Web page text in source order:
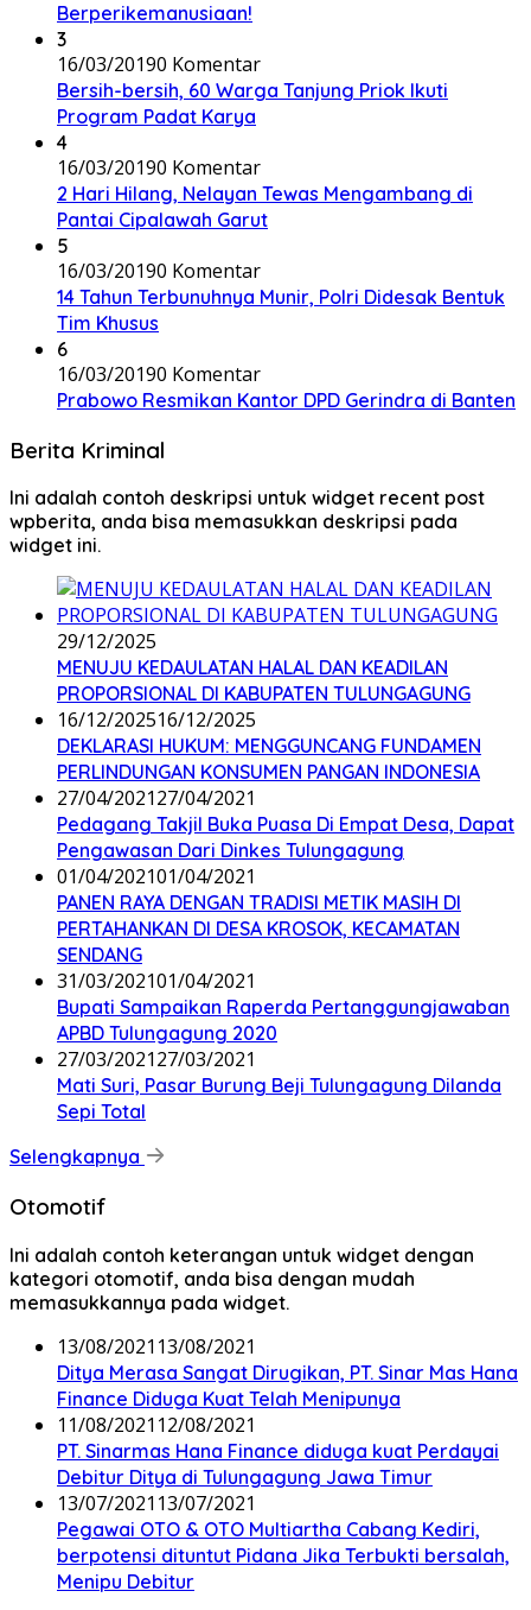
Berperikemanusiaan!
3
16/03/20190 Komentar
Bersih-bersih, 60 Warga Tanjung Priok Ikuti
Program Padat Karya
4
16/03/20190 Komentar
2 Hari Hilang, Nelayan Tewas Mengambang di
Pantai Cipalawah Garut
5
16/03/20190 Komentar
14 Tahun Terbunuhnya Munir, Polri Didesak Bentuk
Tim Khusus
6
16/03/20190 Komentar
Prabowo Resmikan Kantor DPD Gerindra di Banten
Berita Kriminal
Ini adalah contoh deskripsi untuk widget recent post
wpberita, anda bisa memasukkan deskripsi pada
widget ini.
29/12/2025
MENUJU KEDAULATAN HALAL DAN KEADILAN
PROPORSIONAL DI KABUPATEN TULUNGAGUNG
16/12/202516/12/2025
DEKLARASI HUKUM: MENGGUNCANG FUNDAMEN
PERLINDUNGAN KONSUMEN PANGAN INDONESIA
27/04/202127/04/2021
Pedagang Takjil Buka Puasa Di Empat Desa, Dapat
Pengawasan Dari Dinkes Tulungagung
01/04/202101/04/2021
PANEN RAYA DENGAN TRADISI METIK MASIH DI
PERTAHANKAN DI DESA KROSOK, KECAMATAN
SENDANG
31/03/202101/04/2021
Bupati Sampaikan Raperda Pertanggungjawaban
APBD Tulungagung 2020
27/03/202127/03/2021
Mati Suri, Pasar Burung Beji Tulungagung Dilanda
Sepi Total
Selengkapnya
Otomotif
Ini adalah contoh keterangan untuk widget dengan
kategori otomotif, anda bisa dengan mudah
memasukkannya pada widget.
13/08/2021 13/08/2021
Ditya Merasa Sangat Dirugikan, PT. Sinar Mas Hana
Finance Diduga Kuat Telah Menipunya
11/08/2021 12/08/2021
PT. Sinarmas Hana Finance diduga kuat Perdayai
Debitur Ditya di Tulungagung Jawa Timur
13/07/2021 13/07/2021
Pegawai OTO & OTO Multiartha Cabang Kediri,
berpotensi dituntut Pidana Jika Terbukti bersalah,
Menipu Debitur